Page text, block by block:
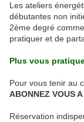
Les ateliers
débutantes non
2ème degré
pratiquer et de
Plus vous
Pour vous tenir au
ABONNEZ VOUS
Réservation